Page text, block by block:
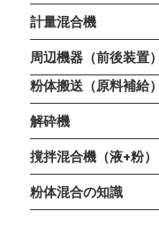
計量混合機
周辺機器（前後装置）
粉体搬送（原料補給）
解砕機
撹拌混合機（液+粉）
粉体混合の知識